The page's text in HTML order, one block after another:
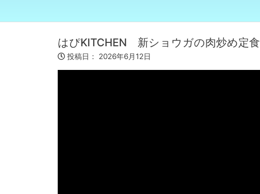
はぴKITCHEN 新ショウガの肉炒め定食
投稿日： 2026年6月12日